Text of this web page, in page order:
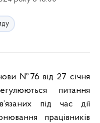
питання
під час дії
працівників